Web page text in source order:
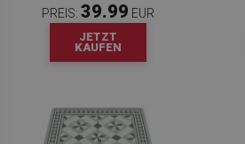
PREIS: 39.99 EUR
JETZT
KAUFEN